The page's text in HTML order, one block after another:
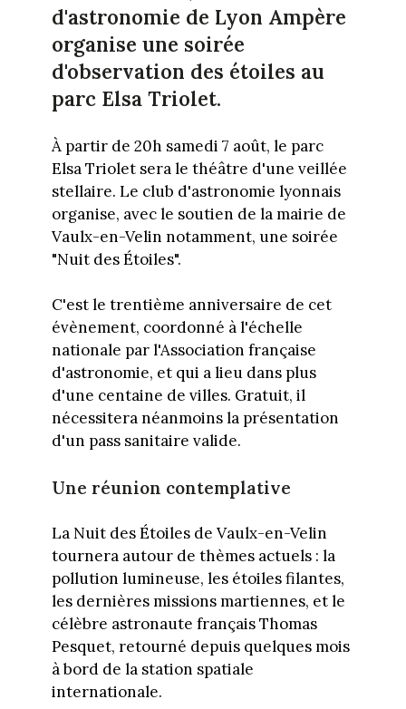
d'astronomie de Lyon Ampère
organise une soirée
d'observation des étoiles au
parc Elsa Triolet.
À partir de 20h samedi 7 août, le parc
Elsa Triolet sera le théâtre d'une veillée
stellaire. Le club d'astronomie lyonnais
organise, avec le soutien de la mairie de
Vaulx-en-Velin notamment, une soirée
"Nuit des Étoiles".
C'est le trentième anniversaire de cet
évènement, coordonné à l'échelle
nationale par l'Association française
d'astronomie, et qui a lieu dans plus
d'une centaine de villes. Gratuit, il
nécessitera néanmoins la présentation
d'un pass sanitaire valide.
Une réunion contemplative
La Nuit des Étoiles de Vaulx-en-Velin
tournera autour de thèmes actuels : la
pollution lumineuse, les étoiles filantes,
les dernières missions martiennes, et le
célèbre astronaute français Thomas
Pesquet, retourné depuis quelques mois
à bord de la station spatiale
internationale.